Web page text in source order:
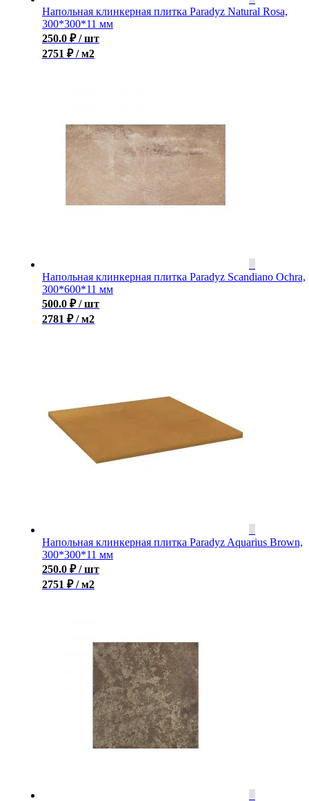
Напольная клинкерная плитка Paradyz Natural Rosa,
300*300*11 мм
250.0 ₽ / шт
2751 ₽ / м2
Напольная клинкерная плитка Paradyz Scandiano Ochra,
300*600*11 мм
500.0 ₽ / шт
2781 ₽ / м2
Напольная клинкерная плитка Paradyz Aquarius Brown,
300*300*11 мм
250.0 ₽ / шт
2751 ₽ / м2